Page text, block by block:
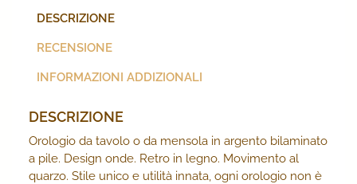
DESCRIZIONE
RECENSIONE
INFORMAZIONI ADDIZIONALI
DESCRIZIONE
Orologio da tavolo o da mensola in argento bilaminato
a pile. Design onde. Retro in legno. Movimento al
quarzo. Stile unico e utilità innata, ogni orologio non è